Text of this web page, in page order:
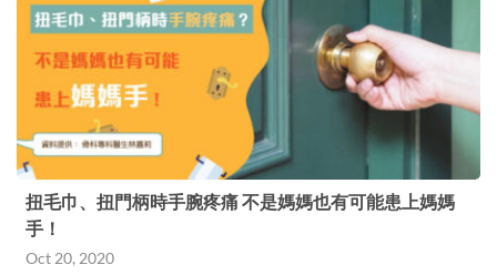
扭毛巾、扭門柄時手腕疼痛 不是媽媽也有可能患上媽媽
手！
Oct 20, 2020